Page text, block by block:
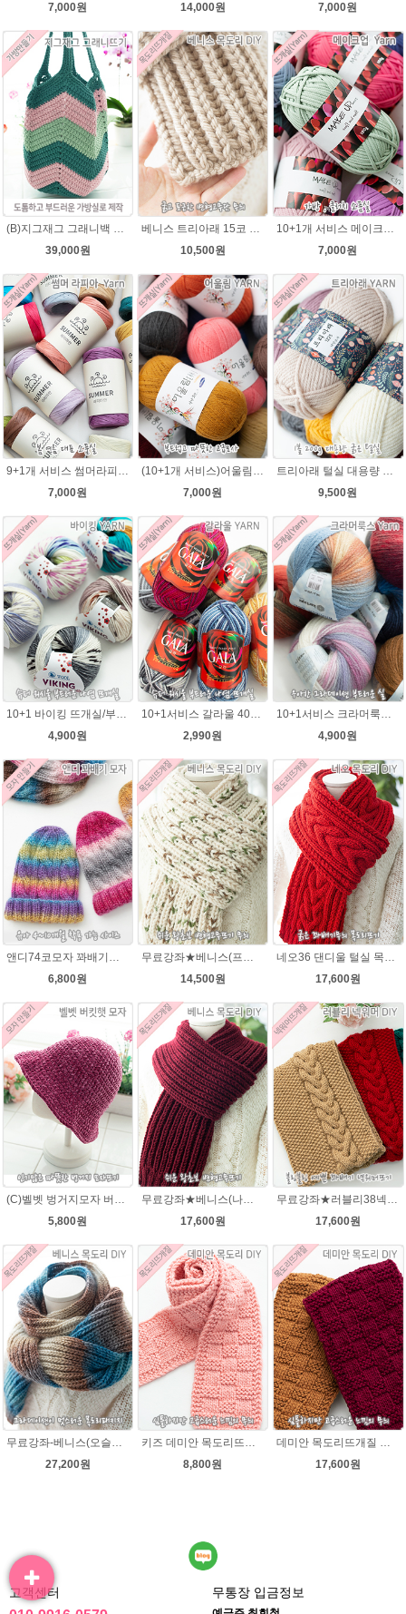
7,000원
14,000원
7,000원
(B)지그재그 그래니백 배색 코바늘뜨기 메이크업 가방 뜨개실 뜨개질 DIY
39,000원
베니스 트리아래 15코 변형고무뜨기 목도리뜨개질 김씨목도리
10,500원
10+1개 서비스 메이크업 100g / 가방실 클러치 파우치 가방뜨기 소품실
7,000원
9+1개 서비스 썸머라피아 50g , 라탄 라피아 모자 가방뜨개실
7,000원
(10+1개 서비스)어울림 40g(400m) 뜨개실/얇지만 가볍고 따뜻한털실 손뜨개조끼 니트
7,000원
트리아래 털실 대용량 굵은실 가볍고 부드러운겨울 뜨개실 목도리실
9,500원
10+1 바이킹 뜨개실/부드러운 나염 아기털실 목도리실 Viking Yarn
4,900원
10+1서비스 갈라울 40g(130m) 슈퍼워시울 뜨개실 스웨터 뜨개질옷 털실
2,990원
10+1서비스 크라머룩스 털실/부드러운 나염뜨개실 목도리뜨개질 수입 그라데이션털실
4,900원
6,800원
14,500원
17,600원
(C)벨벳 벙거지모자 버킷햇 코바늘뜨기벨벳모자뜨개질 패키지
5,800원
무료강좌★베니스(나코폴라) 목도리DIY패키지(줄바늘포함)
17,600원
무료강좌★러블리38넥워머★나코폴라 꽈배기넥워머뜨기 뜨개질
17,600원
27,200원
8,800원
17,600원
고객센터 무통장 입금정보